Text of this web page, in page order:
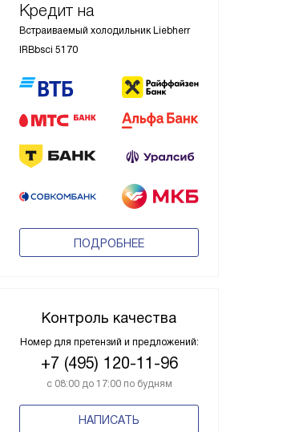
Кредит на
Встраиваемый холодильник Liebherr
IRBbsci 5170
ПОДРОБНЕЕ
Контроль качества
Номер для претензий и предложений:
+7 (495) 120-11-96
с 08:00 до 17:00 по будням
НАПИСАТЬ